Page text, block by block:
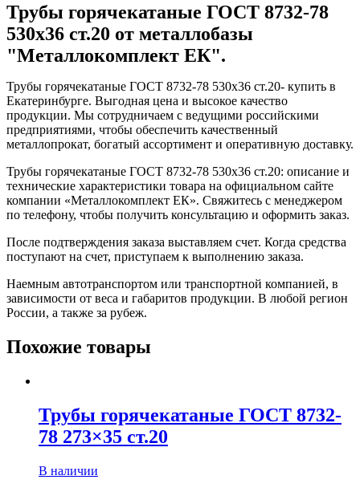
Трубы горячекатаные ГОСТ 8732-78
530x36 ст.20 от металлобазы
"Металлокомплект ЕК".
Трубы горячекатаные ГОСТ 8732-78 530x36 ст.20- купить в
Екатеринбурге. Выгодная цена и высокое качество
продукции. Мы сотрудничаем с ведущими российскими
предприятиями, чтобы обеспечить качественный
металлопрокат, богатый ассортимент и оперативную доставку.
Трубы горячекатаные ГОСТ 8732-78 530x36 ст.20: описание и
технические характеристики товара на официальном сайте
компании «Металлокомплект ЕК». Свяжитесь с менеджером
по телефону, чтобы получить консультацию и оформить заказ.
После подтверждения заказа выставляем счет. Когда средства
поступают на счет, приступаем к выполнению заказа.
Наемным автотранспортом или транспортной компанией, в
зависимости от веса и габаритов продукции. В любой регион
России, а также за рубеж.
Похожие товары
Трубы горячекатаные ГОСТ 8732-
78 273×35 ст.20
В наличии